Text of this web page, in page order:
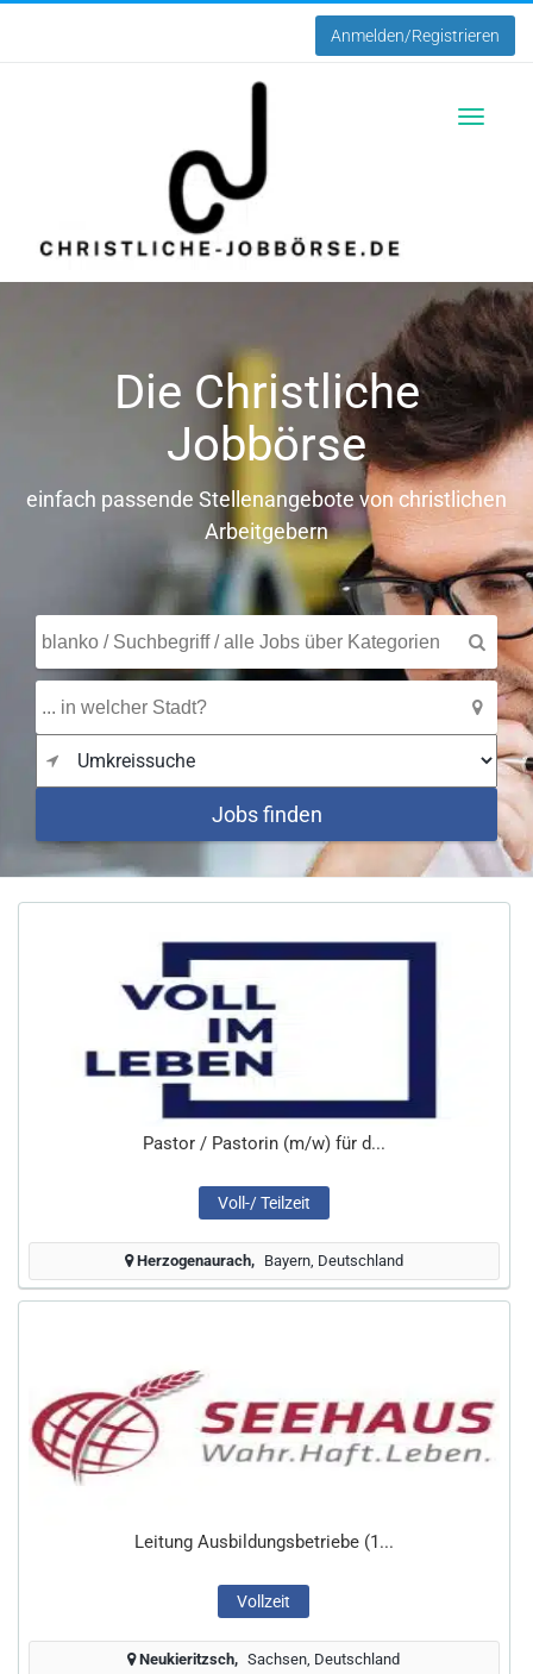
Anmelden/Registrieren
Die Christliche
Jobbörse
einfach passende Stellenangebote von christlichen
Arbeitgebern
Jobs finden
Pastor / Pastorin (m/w) für d...
Voll-/ Teilzeit
Herzogenaurach Bayern, Deutschland
Leitung Ausbildungsbetriebe (1...
Vollzeit
Neukieritzsch Sachsen, Deutschland